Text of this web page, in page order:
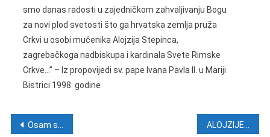
smo danas radosti u zajedničkom zahvaljivanju Bogu
za novi plod svetosti što ga hrvatska zemlja pruža
Crkvi u osobi mučenika Alojzija Stepinca,
zagrebačkoga nadbiskupa i kardinala Svete Rimske
Crkve…” – Iz propovijedi sv. pape Ivana Pavla II. u Mariji
Bistrici 1998. godine
Navigacija objava
Osam slova ili neopisivo – Vini Rakić, 2. veljače 2026.